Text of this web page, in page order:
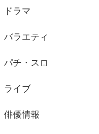
ドラマ
バラエティ
パチ・スロ
ライブ
俳優情報